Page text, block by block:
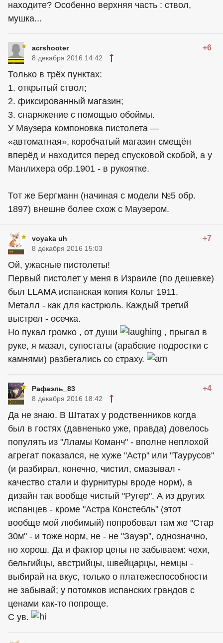
находите? Особенно верхняя часть : ствол,
мушка...
acrshooter +6
8 декабря 2016 14:42
Только в трёх пунктах:
1. открытый ствол;
2. фиксированный магазин;
3. снаряжение с помощью обоймы.
У Маузера компоновка пистолета —
«автоматная», коробчатый магазин смещён
вперёд и находится перед спусковой скобой, а у
Манлихера обр.1901 - в рукоятке.
Тот же Бергманн (начиная с модели №5 обр.
1897) внешне более схож с Маузером.
voyaka uh +7
8 декабря 2016 15:03
Ой, ужасные пистолеты!
Первый пистолет у меня в Израиле (по дешевке)
был LLAMA испанская копия Кольт 1911.
Металл - как для кастрюль. Каждый третий
выстрел - осечка.
Но пукал громко , от души
, прыгал в
руке, я мазал, супостаты (арабские подростки с
камнями) разбегались со страху.
Рафаэль_83 +4
8 декабря 2016 18:42
Да не знаю. В Штатах у родственников когда
был в гостях (давненько уже, правда) довелось
популять из "Лламы Команч" - вполне неплохой
агрегат показался, не хуже "Астр" или "Таурусов"
(и разбирал, конечно, чистил, смазывал -
качество стали и фурнитуры вроде норм), а
дизайн так вообще чистый "Ругер". А из других
испанцев - кроме "Астра Констебль" (этот
вообще мой любимый) попробовал там же "Стар
30м" - и тоже норм, не - не "Зауэр", однозначно,
но хорош. Да и фактор цены не забываем: чехи,
бельгийцы, австрийцы, швейцарцы, немцы -
выбирай на вкус, только о платежеспособности
не забывай; у потомков испанских грандов с
ценами как-то попроще.
С ув.